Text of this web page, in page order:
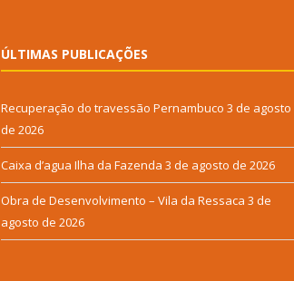
ÚLTIMAS PUBLICAÇÕES
Recuperação do travessão Pernambuco 3 de agosto
de 2026
Caixa d’agua Ilha da Fazenda 3 de agosto de 2026
Obra de Desenvolvimento – Vila da Ressaca 3 de
agosto de 2026